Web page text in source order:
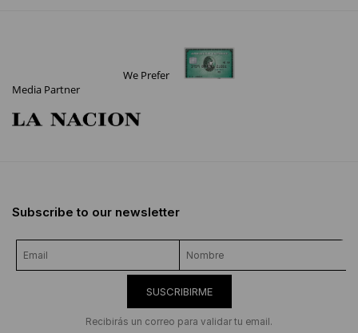
We Prefer
Media Partner
Subscribe to our newsletter
SUSCRIBIRME
Recibirás un correo para validar tu email.